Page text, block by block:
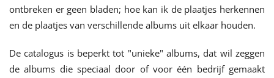
ontbreken er geen bladen; hoe kan ik de plaatjes herkennen
en de plaatjes van verschillende albums uit elkaar houden.
De catalogus is beperkt tot "unieke" albums, dat wil zeggen
de albums die speciaal door of voor één bedrijf gemaakt